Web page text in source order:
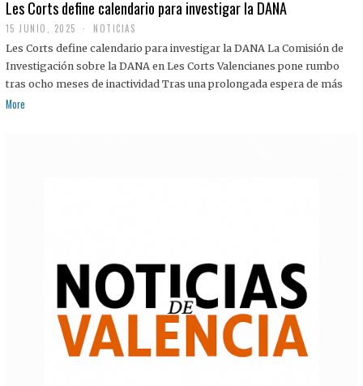
Les Corts define calendario para investigar la DANA
15 JUNIO, 2025 NOTICIAS
Les Corts define calendario para investigar la DANA La Comisión de
Investigación sobre la DANA en Les Corts Valencianes pone rumbo
tras ocho meses de inactividad Tras una prolongada espera de más
More